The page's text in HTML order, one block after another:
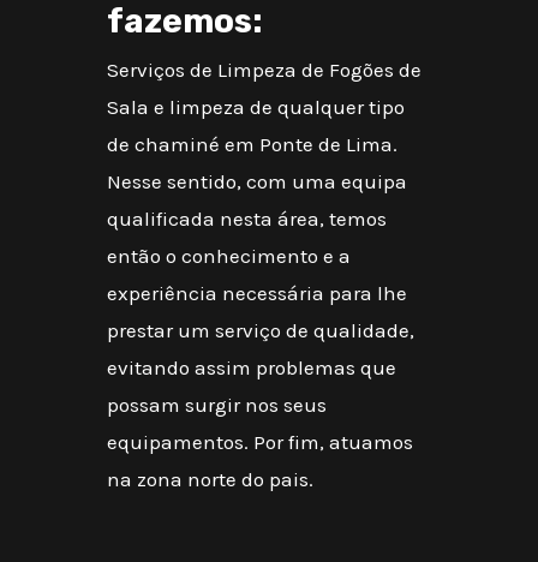
fazemos:
Serviços de Limpeza de Fogões de
Sala e limpeza de qualquer tipo
de chaminé em Ponte de Lima.
Nesse sentido, com uma equipa
qualificada nesta área, temos
então o conhecimento e a
experiência necessária para lhe
prestar um serviço de qualidade,
evitando assim problemas que
possam surgir nos seus
equipamentos. Por fim, atuamos
na zona norte do pais.